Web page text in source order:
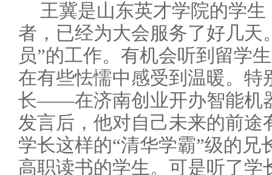
王冀是山东英才学院的学
者，已经为大会服务了好几天
员”的工作。有机会听到留学
在有些怯懦中感受到温暖。特
长——在济南创业开办智能机
发言后，他对自己未来的前途
学长这样的“清华学霸”级的兄
高职读书的学生。可是听了学